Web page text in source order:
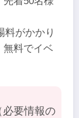
料がかかり
無料でイベ
必要情報の